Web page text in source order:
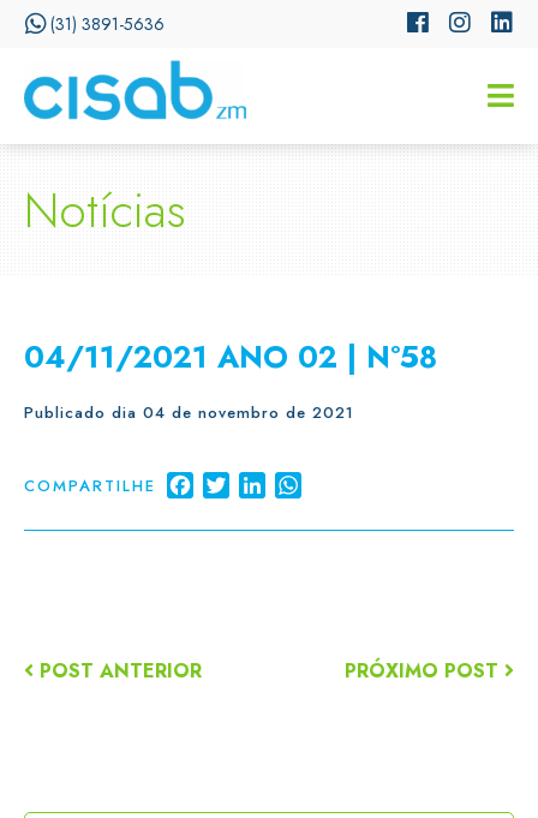
(31) 3891-5636
Notícias
04/11/2021 ANO 02 | Nº58
Publicado dia 04 de novembro de 2021
COMPARTILHE FacebookTwitterLinkedIn
POST ANTERIOR PRÓXIMO POST
CISSA